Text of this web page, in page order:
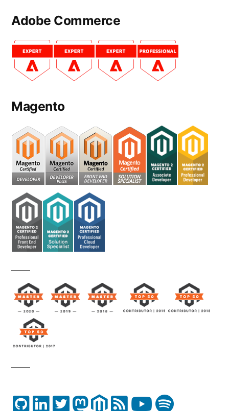
Adobe Commerce
Magento